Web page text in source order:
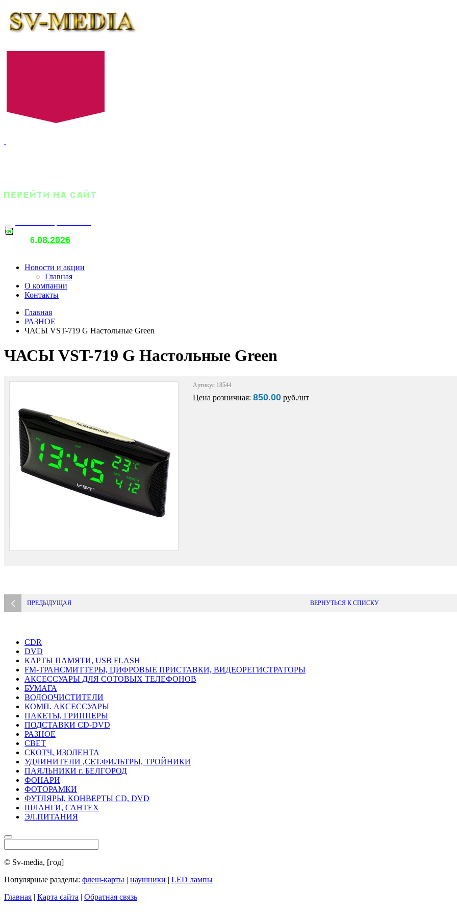
6.08.2026
Новости и акции
Главная
О компании
Контакты
Главная
РАЗНОЕ
ЧАСЫ VST-719 G Настольные Green
ЧАСЫ VST-719 G Настольные Green
Артикул 18544
Цена розничная: 850.00 pуб./шт
ПРЕДЫДУЩАЯ ВЕРНУТЬСЯ К СПИСКУ
CDR
DVD
КАРТЫ ПАМЯТИ, USB FLASH
FM-ТРАНСМИТТЕРЫ, ЦИФРОВЫЕ ПРИСТАВКИ, ВИДЕОРЕГИСТРАТОРЫ
АКСЕССУАРЫ ДЛЯ СОТОВЫХ ТЕЛЕФОНОВ
БУМАГА
ВОДООЧИСТИТЕЛИ
КОМП. АКСЕССУАРЫ
ПАКЕТЫ, ГРИППЕРЫ
ПОДСТАВКИ CD-DVD
РАЗНОЕ
СВЕТ
СКОТЧ, ИЗОЛЕНТА
УДЛИНИТЕЛИ ,СЕТ.ФИЛЬТРЫ, ТРОЙНИКИ
ПАЯЛЬНИКИ г. БЕЛГОРОД
ФОНАРИ
ФОТОРАМКИ
ФУТЛЯРЫ, КОНВЕРТЫ CD, DVD
ШЛАНГИ, САНТЕХ
ЭЛ.ПИТАНИЯ
© Sv-media, [год]
Популярные разделы: флеш-карты | наушники | LED лампы
Главная | Карта сайта | Обратная связь